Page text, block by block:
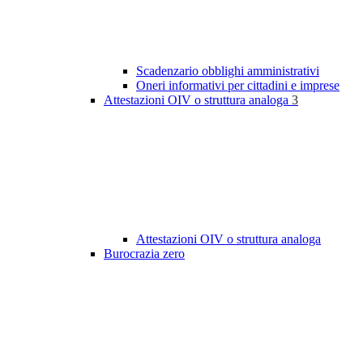
Scadenzario obblighi amministrativi
Oneri informativi per cittadini e imprese
Attestazioni OIV o struttura analoga 3
Attestazioni OIV o struttura analoga
Burocrazia zero